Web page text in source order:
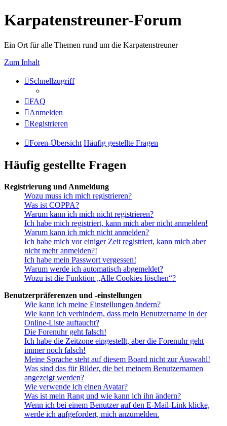
Karpatenstreuner-Forum
Ein Ort für alle Themen rund um die Karpatenstreuner
Zum Inhalt
Schnellzugriff
FAQ
Anmelden
Registrieren
Foren-Übersicht Häufig gestellte Fragen
Häufig gestellte Fragen
Registrierung und Anmeldung
Wozu muss ich mich registrieren?
Was ist COPPA?
Warum kann ich mich nicht registrieren?
Ich habe mich registriert, kann mich aber nicht anmelden!
Warum kann ich mich nicht anmelden?
Ich habe mich vor einiger Zeit registriert, kann mich aber
nicht mehr anmelden?!
Ich habe mein Passwort vergessen!
Warum werde ich automatisch abgemeldet?
Wozu ist die Funktion „Alle Cookies löschen“?
Benutzerpräferenzen und -einstellungen
Wie kann ich meine Einstellungen ändern?
Wie kann ich verhindern, dass mein Benutzername in der
Online-Liste auftaucht?
Die Forenuhr geht falsch!
Ich habe die Zeitzone eingestellt, aber die Forenuhr geht
immer noch falsch!
Meine Sprache steht auf diesem Board nicht zur Auswahl!
Was sind das für Bilder, die bei meinem Benutzernamen
angezeigt werden?
Wie verwende ich einen Avatar?
Was ist mein Rang und wie kann ich ihn ändern?
Wenn ich bei einem Benutzer auf den E-Mail-Link klicke,
werde ich aufgefordert, mich anzumelden.